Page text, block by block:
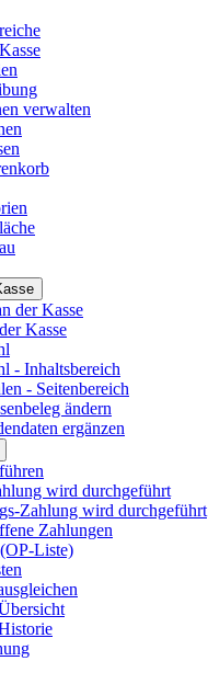
verwalten
der Kasse
Kasse
- Inhaltsbereich
- Seitenbereich
ändern
ergänzen
wird durchgeführt
Zahlung wird durchgeführt
Zahlungen
Liste)